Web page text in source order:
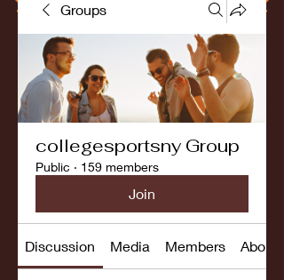
Groups
collegesportsny Group
Public · 159 members
Join
Discussion Media Members About